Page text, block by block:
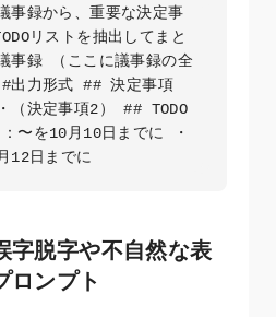
事録から、重要な決定事
リストを抽出してまと
事録 （ここに議事録の全
出力形式 ## 決定事項
（決定事項2） ## TODO
〜を10月10日までに ・
12日までに
字脱字や不自然な表
ロンプト